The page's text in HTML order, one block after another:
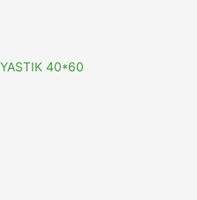
40*60